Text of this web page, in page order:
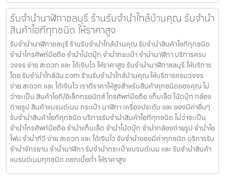
รับจำนำนาฬิกาชลบุรี ร้านรับจำนำใกล้บ้านคุณ รับจำนำ
สินค้าไอทีทุกชนิด ให้ราคาสูง
รับจำนำนาฬิกาชลบุรี ร้านรับจำนำใกล้บ้านคุณ รับจำนำสินค้าไอทีทุกชนิด
จำนำโทรศัพท์มือถือ จำนำโน้ตบุ๊ก จำนำกระเป๋า จำนำนาฬิกา บริการครบ
วงจร ง่าย สะดวก และ ได้เงินไว ให้ราคาสูง รับจำนำนาฬิกาชลบุรี ให้บริการ
โดย รับจํานําใกล้ฉัน.com ร้านรับจำนำใกล้บ้านคุณ ให้บริการครบวงจร
ง่าย สะดวก และ ได้เงินไว เราตีราคาให้สูงสำหรับสินค้าทุกชนิดของคุณ ไม่
ว่าจะเป็น สินค้าไอที/อิเล็กทรอนิกส์ โทรศัพท์มือถือ แท็บเล็ต โน้ตบุ๊ก กล้อง
ถ่ายรูป สินค้าแบรนด์เนม กระเป๋า นาฬิกา เครื่องประดับ และ ของมีค่าอื่นๆ
รับจำนำสินค้าไอทีทุกชนิด บริการรับจำนำสินค้าไอทีทุกชนิด ไม่ว่าจะเป็น
จำนำโทรศัพท์มือถือ จำนำแท็บเล็ต จำนำโน้ตบุ๊ก จำนำกล้องถ่ายรูป จำนำไอ
โฟน จำนำทีวี ง่าย สะดวก และ ได้เงินไว รับจำนำของมีค่าทุกชนิด บริการรับ
จำนำจักรยาน จำนำนาฬิกา รับจำนำกระเป๋าแบรนด์เนม และ รับจำนำสินค้า
แบรนด์เนมทุกชนิด ดอกเบี้ยต่ำ ให้ราคาสูง